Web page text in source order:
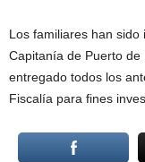
Los familiares han
Capitanía de Puerto de
entregado todos los
Fiscalía para fines